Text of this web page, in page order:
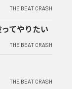
THE BEAT CRASH
てやりたい
THE BEAT CRASH
THE BEAT CRASH